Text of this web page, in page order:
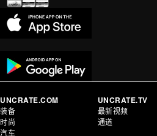
UNCRATE.COM
装备
时尚
汽车
UNCRATE.TV
最新视频
通道